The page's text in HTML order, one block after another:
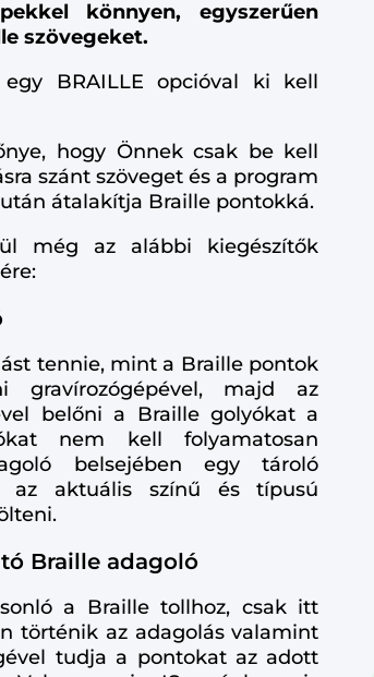
könnyen, egyszerűen
szövegeket.
BRAILLE opcióval ki kell
hogy Önnek csak be kell
szánt szöveget és a program
átalakítja Braille pontokká.
még az alábbi kiegészítők
tennie, mint a Braille pontok
gravírozógépével, majd az
belőni a Braille golyókat a
nem kell folyamatosan
belsejében egy tároló
az aktuális színű és típusú
Braille adagoló
a Braille tollhoz, csak itt
történik az adagolás valamint
tudja a pontokat az adott